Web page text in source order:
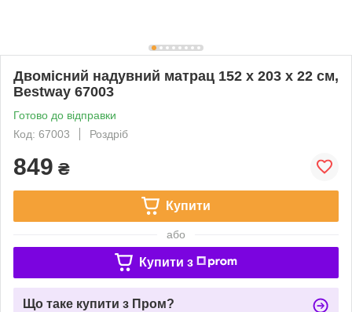
Двомісний надувний матрац 152 х 203 х 22 см,
Bestway 67003
Готово до відправки
Код: 67003
Роздріб
849 ₴
Купити
або
Купити з
Що таке купити з Пром?